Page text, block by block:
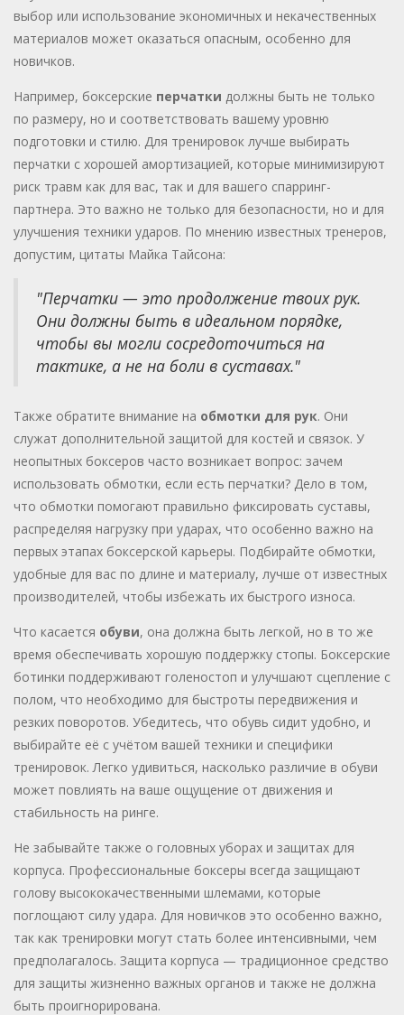
выбор или использование экономичных и некачественных
материалов может оказаться опасным, особенно для
новичков.
Например, боксерские перчатки должны быть не только
по размеру, но и соответствовать вашему уровню
подготовки и стилю. Для тренировок лучше выбирать
перчатки с хорошей амортизацией, которые минимизируют
риск травм как для вас, так и для вашего спарринг-
партнера. Это важно не только для безопасности, но и для
улучшения техники ударов. По мнению известных тренеров,
допустим, цитаты Майка Тайсона:
"Перчатки — это продолжение твоих рук.
Они должны быть в идеальном порядке,
чтобы вы могли сосредоточиться на
тактике, а не на боли в суставах."
Также обратите внимание на обмотки для рук. Они
служат дополнительной защитой для костей и связок. У
неопытных боксеров часто возникает вопрос: зачем
использовать обмотки, если есть перчатки? Дело в том,
что обмотки помогают правильно фиксировать суставы,
распределяя нагрузку при ударах, что особенно важно на
первых этапах боксерской карьеры. Подбирайте обмотки,
удобные для вас по длине и материалу, лучше от известных
производителей, чтобы избежать их быстрого износа.
Что касается обуви, она должна быть легкой, но в то же
время обеспечивать хорошую поддержку стопы. Боксерские
ботинки поддерживают голеностоп и улучшают сцепление с
полом, что необходимо для быстроты передвижения и
резких поворотов. Убедитесь, что обувь сидит удобно, и
выбирайте её с учётом вашей техники и специфики
тренировок. Легко удивиться, насколько различие в обуви
может повлиять на ваше ощущение от движения и
стабильность на ринге.
Не забывайте также о головных уборах и защитах для
корпуса. Профессиональные боксеры всегда защищают
голову высококачественными шлемами, которые
поглощают силу удара. Для новичков это особенно важно,
так как тренировки могут стать более интенсивными, чем
предполагалось. Защита корпуса — традиционное средство
для защиты жизненно важных органов и также не должна
быть проигнорирована.